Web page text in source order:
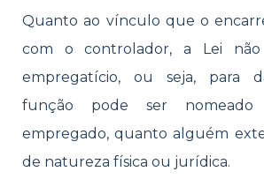
Quanto ao vínculo que o
com o controlador, a Lei
empregatício, ou seja, para
função pode ser
empregado, quanto alguém
de natureza física ou jurídica.